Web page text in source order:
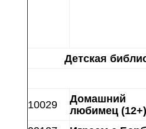
Детская
10029
Домашний
любимец (12+)